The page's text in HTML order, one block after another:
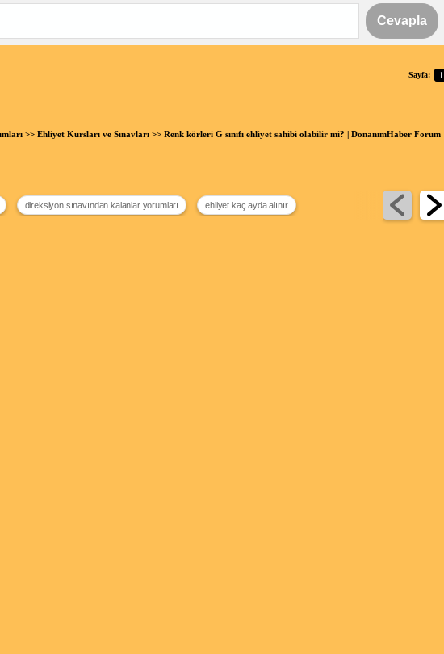
Cevapla
Sayfa: 1
>> Ehliyet Kursları ve Sınavları>> Renk körleri G sınıfı ehliyet sahibi olabilir mi? | DonanımHaber Forum
direksiyon sınavından kalanlar yorumları ehliyet kaç ayda alınır